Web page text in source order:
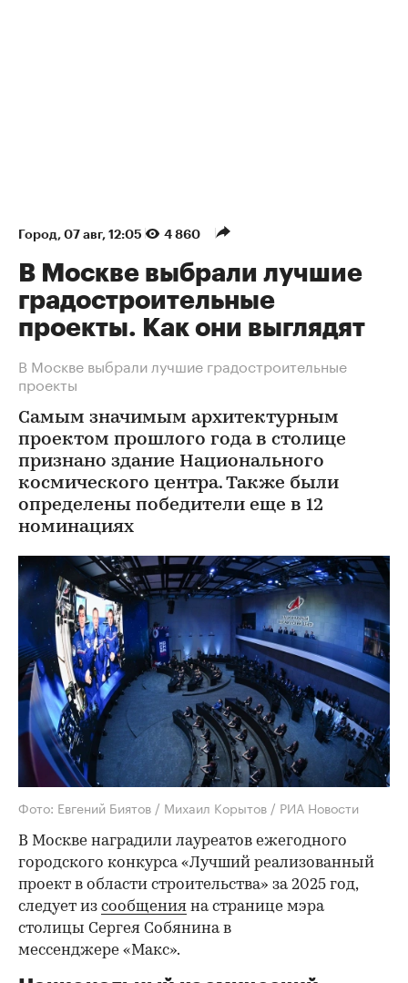
Город⁠, 07 авг, 12:05 4 860
В Москве выбрали лучшие
градостроительные
проекты. Как они выглядят
В Москве выбрали лучшие градостроительные
проекты
Самым значимым архитектурным
проектом прошлого года в столице
признано здание Национального
космического центра. Также были
определены победители еще в 12
номинациях
Фото: Евгений Биятов / Михаил Корытов / РИА Новости
В Москве наградили лауреатов ежегодного
городского конкурса «Лучший реализованный
проект в области строительства» за 2025 год,
следует из сообщения на странице мэра
столицы Сергея Собянина в
мессенджере «Макс».